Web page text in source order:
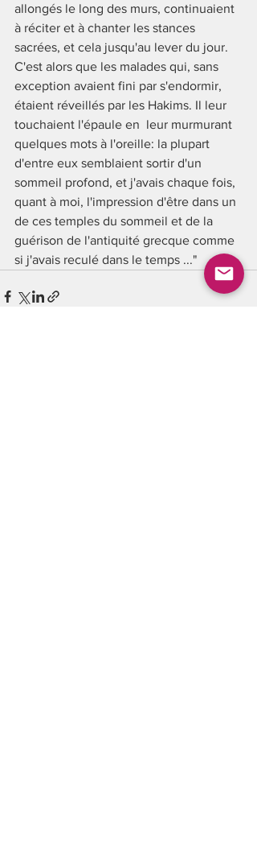
allongés le long des murs, continuaient
à réciter et à chanter les stances
sacrées, et cela jusqu'au lever du jour.
C'est alors que les malades qui, sans
exception avaient fini par s'endormir,
étaient réveillés par les Hakims. Il leur
touchaient l'épaule en  leur murmurant
quelques mots à l'oreille: la plupart
d'entre eux semblaient sortir d'un
sommeil profond, et j'avais chaque fois,
quant à moi, l'impression d'être dans un
de ces temples du sommeil et de la
guérison de l'antiquité grecque comme
si j'avais reculé dans le temps ..."